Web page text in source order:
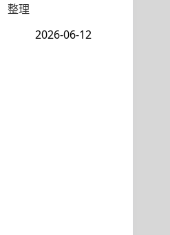
整理
2026-06-12